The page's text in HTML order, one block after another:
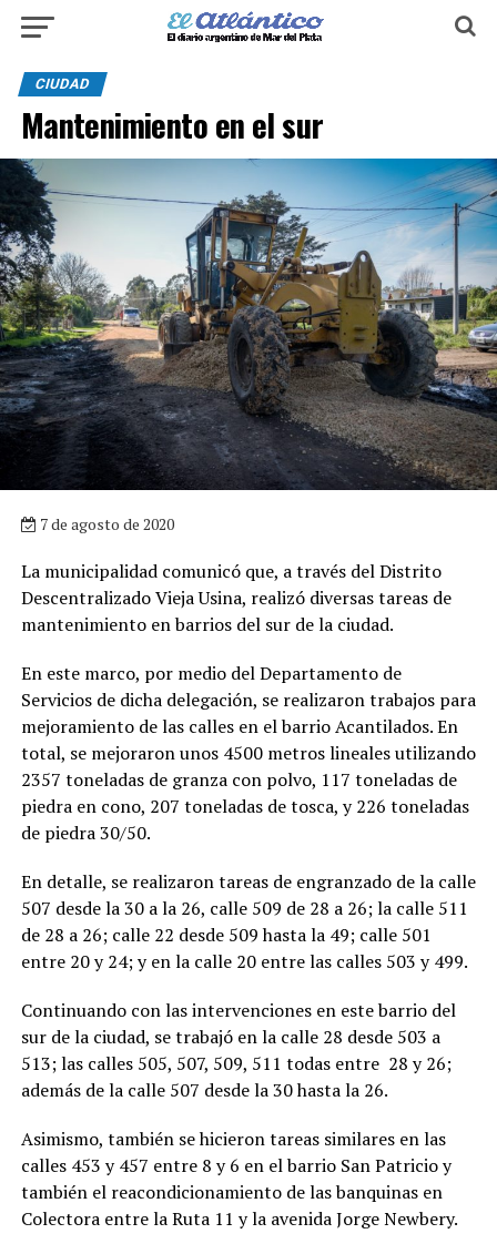
CIUDAD
Mantenimiento en el sur
7 de agosto de 2020
La municipalidad comunicó que, a través del Distrito
Descentralizado Vieja Usina, realizó diversas tareas de
mantenimiento en barrios del sur de la ciudad.
En este marco, por medio del Departamento de
Servicios de dicha delegación, se realizaron trabajos para
mejoramiento de las calles en el barrio Acantilados. En
total, se mejoraron unos 4500 metros lineales utilizando
2357 toneladas de granza con polvo, 117 toneladas de
piedra en cono, 207 toneladas de tosca, y 226 toneladas
de piedra 30/50.
En detalle, se realizaron tareas de engranzado de la calle
507 desde la 30 a la 26, calle 509 de 28 a 26; la calle 511
de 28 a 26; calle 22 desde 509 hasta la 49; calle 501
entre 20 y 24; y en la calle 20 entre las calles 503 y 499.
Continuando con las intervenciones en este barrio del
sur de la ciudad, se trabajó en la calle 28 desde 503 a
513; las calles 505, 507, 509, 511 todas entre 28 y 26;
además de la calle 507 desde la 30 hasta la 26.
Asimismo, también se hicieron tareas similares en las
calles 453 y 457 entre 8 y 6 en el barrio San Patricio y
también el reacondicionamiento de las banquinas en
Colectora entre la Ruta 11 y la avenida Jorge Newbery.